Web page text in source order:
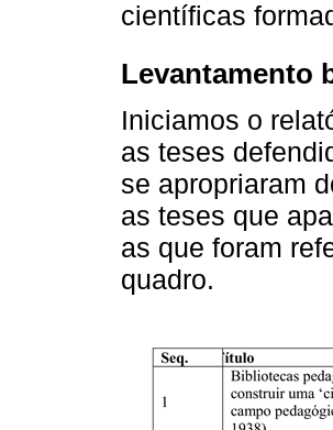
científicas
Levantamento
Iniciamos o
as teses
se apropriaram
as teses que
as que foram
quadro.